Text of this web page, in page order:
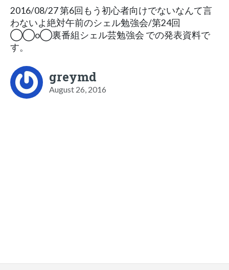
2016/08/27 第6回もう初心者向けでないなんて言
わないよ絶対午前のシェル勉強会/第24回
◯◯o◯裏番組シェル芸勉強会 での発表資料で
す。
greymd
August 26, 2016